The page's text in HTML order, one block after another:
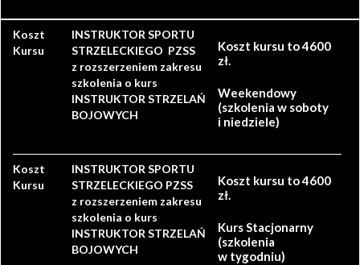
Koszt
Kursu
INSTRUKTOR SPORTU
STRZELECKIEGO PZSS
z rozszerzeniem zakresu
szkolenia o kurs
INSTRUKTOR STRZELAŃ
BOJOWYCH
Koszt kursu to 4600
zł.
Weekendowy
(szkolenia w soboty
i niedziele)
Koszt
Kursu
INSTRUKTOR SPORTU
STRZELECKIEGO PZSS
z rozszerzeniem zakresu
szkolenia o kurs
INSTRUKTOR STRZELAŃ
BOJOWYCH
Koszt kursu to 4600
zł.
Kurs Stacjonarny
(szkolenia
w tygodniu)